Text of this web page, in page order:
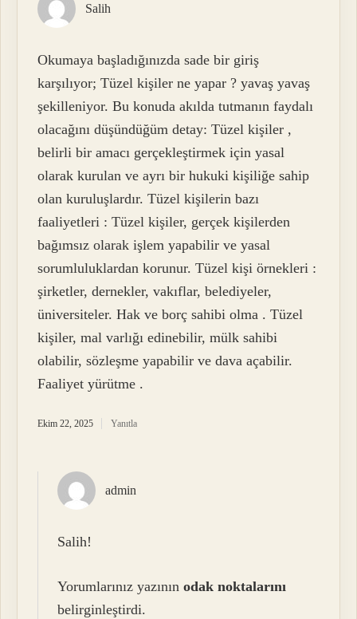
Salih
Okumaya başladığınızda sade bir giriş
karşılıyor; Tüzel kişiler ne yapar ? yavaş yavaş
şekilleniyor. Bu konuda akılda tutmanın faydalı
olacağını düşündüğüm detay: Tüzel kişiler ,
belirli bir amacı gerçekleştirmek için yasal
olarak kurulan ve ayrı bir hukuki kişiliğe sahip
olan kuruluşlardır. Tüzel kişilerin bazı
faaliyetleri : Tüzel kişiler, gerçek kişilerden
bağımsız olarak işlem yapabilir ve yasal
sorumluluklardan korunur. Tüzel kişi örnekleri :
şirketler, dernekler, vakıflar, belediyeler,
üniversiteler. Hak ve borç sahibi olma . Tüzel
kişiler, mal varlığı edinebilir, mülk sahibi
olabilir, sözleşme yapabilir ve dava açabilir.
Faaliyet yürütme .
Ekim 22, 2025 Yanıtla
admin
Salih!
Yorumlarınız yazınınodak noktalarını
belirginleştirdi.